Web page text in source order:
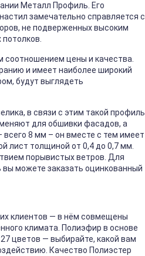
Металл Профиль. Его
замечательно справляется с
не подверженных высоким
соотношением цены и качества.
и имеет наиболее широкий
будут выглядеть
в связи с этим такой профиль
для обшивки фасадов, а
8 мм – он вместе с тем имеет
лист толщиной от 0,4 до 0,7 мм.
порывистых ветров. Для
можете заказать оцинкованный
клиентов — в нём совмещены
климата. Полиэфир в основе
цветов — выбирайте, какой вам
Качество Полиэстер